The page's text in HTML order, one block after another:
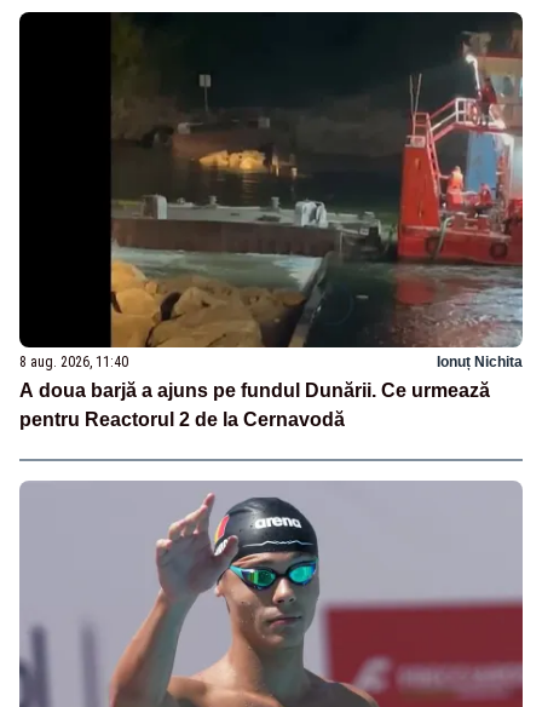
8 aug. 2026, 11:40 Ionuț Nichita
A doua barjă a ajuns pe fundul Dunării. Ce urmează
pentru Reactorul 2 de la Cernavodă